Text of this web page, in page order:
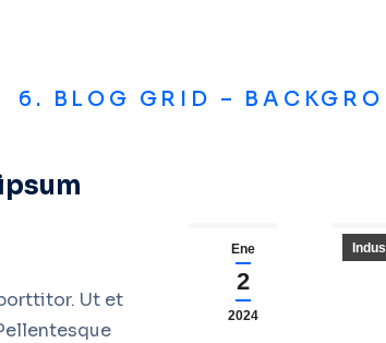
6. BLOG GRID –
Ene
2
2024
Ut et